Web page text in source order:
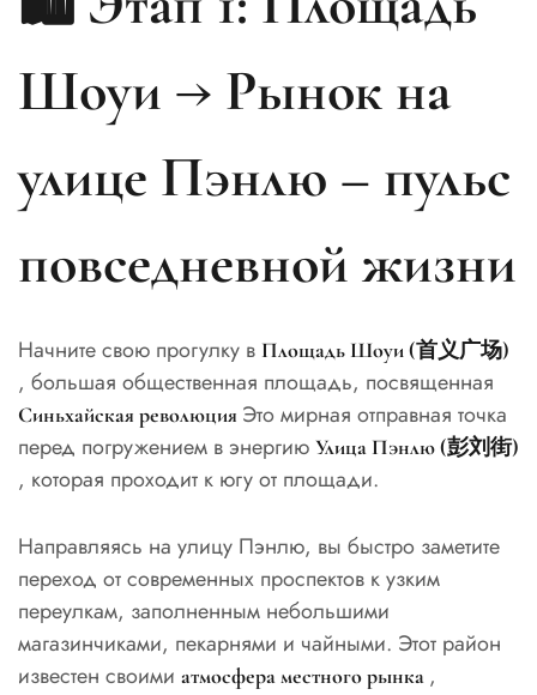
Шоуи → Рынок на
улице Пэнлю – пульс
повседневной жизни
Начните свою прогулку в Площадь Шоуи (首义广场)
, большая общественная площадь, посвященная
Синьхайская революция Это мирная отправная точка
перед погружением в энергию Улица Пэнлю (彭刘街)
, которая проходит к югу от площади.
Направляясь на улицу Пэнлю, вы быстро заметите
переход от современных проспектов к узким
переулкам, заполненным небольшими
магазинчиками, пекарнями и чайными. Этот район
известен своими атмосфера местного рынка ,